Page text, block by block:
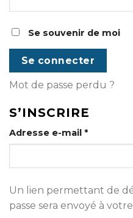
Se souvenir de moi
Se connecter
Mot de passe perdu ?
S’INSCRIRE
Adresse e-mail *
Un lien permettant de
passe sera envoyé à